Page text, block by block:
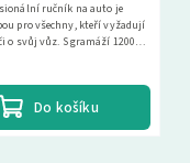
Do košíku
ručník na auto je
pro všechny, kteří vyžadují
o svůj vůz. S gramáží 1200